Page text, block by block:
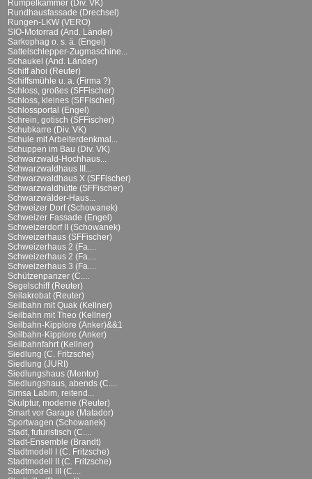
Rumpelkammer (Div. VK)
Rundhausfassade (Drechsel)
Rungen-LKW (VERO)
SIO-Motorrad (And. Länder)
Sarkophag o. s. ä. (Engel)
Sattelschlepper-Zugmaschine...
Schaukel (And. Länder)
Schiff ahoi (Reuter)
Schiffsmühle u. a. (Firma ?)
Schloss, großes (SFFischer)
Schloss, kleines (SFFischer)
Schlossportal (Engel)
Schrein, gotisch (SFFischer)
Schubkarre (Div. VK)
Schule mit Arbeiterdenkmal...
Schuppen im Bau (Div. VK)
Schwarzwald-Hochhaus...
Schwarzwaldhaus III...
Schwarzwaldhaus X (SFFischer)
Schwarzwaldhütte (SFFischer)
Schwarzwälder-Haus...
Schweizer Dorf (Schowanek)
Schweizer Fassade (Engel)
Schweizerdorf II (Schowanek)
Schweizerhaus (SFFischer)
Schweizerhaus 2 (Fa....
Schweizerhaus 2 (Fa....
Schweizerhaus 3 (Fa....
Schützenpanzer (C....
Segelschiff (Reuter)
Seilakrobat (Reuter)
Seilbahn mit Quak (Kellner)
Seilbahn mit Theo (Kellner)
Seilbahn-Kipplore (Anker)&&1
Seilbahn-Kipplore (Anker)
Seilbahnfahrt (Kellner)
Siedlung (C. Fritzsche)
Siedlung (JURI)
Siedlungshaus (Mentor)
Siedlungshaus, abends (C....
Simsa Labim, reitend...
Skulptur, moderne (Reuter)
Smart vor Garage (Matador)
Sportwagen (Schowanek)
Stadt, futuristisch (C....
Stadt-Ensemble (Brandt)
Stadtmodell I (C. Fritzsche)
Stadtmodell II (C. Fritzsche)
Stadtmodell III (C....